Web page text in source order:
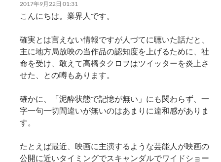
2017年9月22日 01:31
こんにちは。業界人です。
確実とは言えない情報ですが人づてに聴いた話だと、
主に地方局放映の当作品の認知度を上げるために、社
命を受け、敢えて高橋タクロヲはツイッターを炎上さ
せた、との噂もあります。
確かに、「泥酔状態で記憶が無い」にも関わらず、一
字一句一切間違いが無いのはあまりに違和感がありま
す。
たとえば最近、映画に主演するような芸能人が映画の
公開に近いタイミングでスキャンダルでワイドショー